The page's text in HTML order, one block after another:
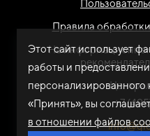
Правила
На
+7
Этот сайт использует
работы и
персонализированного
«Принять», вы
в отношении файлов